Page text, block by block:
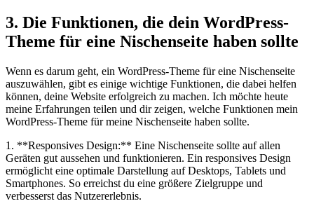
3. Die Funktionen, die dein‍ WordPress-
Theme für eine Nischenseite‌ haben sollte
Wenn es darum geht, ein WordPress-Theme für eine Nischenseite
auszuwählen, ‌gibt es einige⁤ wichtige Funktionen, die‍ dabei ‍helfen
können, deine Website erfolgreich⁣ zu machen. Ich möchte heute
‌meine ⁤Erfahrungen teilen und dir zeigen, welche Funktionen mein
WordPress-Theme für‌ meine Nischenseite haben sollte.
1. ⁤**Responsives ⁢Design:** Eine Nischenseite sollte auf⁣ allen
Geräten gut‌ aussehen und funktionieren. Ein responsives Design
ermöglicht⁢ eine​ optimale Darstellung auf Desktops, Tablets ⁢und
Smartphones. So erreichst du eine größere Zielgruppe und
verbesserst das Nutzererlebnis.